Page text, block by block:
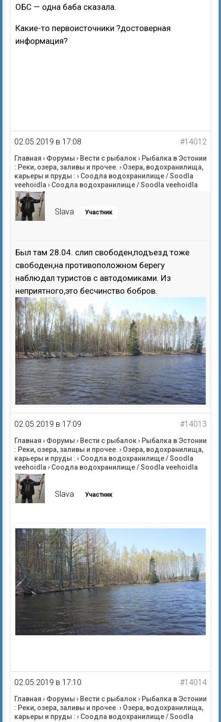
ОБС — одна баба сказала.
Какие-то первоисточники ?достоверная
информация?
02.05.2019 в 17:08 #14012
Главная › Форумы › Вести с рыбалок› Рыбалка в Эстонии
: Реки, озера, заливы и прочее. › Озера, водохранилища,
карьеры и пруды : › Соодла водохранилище / Soodla
veehoidla› Соодла водохранилище / Soodla veehoidla
Slava Участник
Был там 28.04. слип свободен,подъезд тоже
свободен,на противоположном берегу
наблюдал туристов с автодомиками. Из
неприятного,это бесчинство бобров.
02.05.2019 в 17:09 #14013
Главная › Форумы › Вести с рыбалок› Рыбалка в Эстонии
: Реки, озера, заливы и прочее. › Озера, водохранилища,
карьеры и пруды : › Соодла водохранилище / Soodla
veehoidla › Соодла водохранилище / Soodla veehoidla
Slava Участник
02.05.2019 в 17:10 #14014
Главная › Форумы › Вести с рыбалок› Рыбалка в Эстонии
: Реки, озера, заливы и прочее. › Озера, водохранилища,
карьеры и пруды : › Соодла водохранилище / Soodla